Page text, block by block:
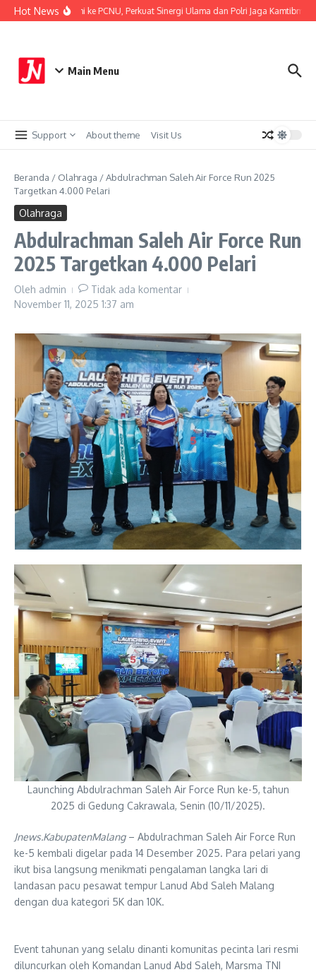
Lewati ke konten
Hot News
Kota Silaturahmi ke PCNU, Perkuat Sinergi Ulama dan Polri Jaga Kamtibmas
Main Menu
Support About theme Visit Us
Beranda / Olahraga /Abdulrachman Saleh Air Force Run 2025
Targetkan 4.000 Pelari
Olahraga
Abdulrachman Saleh Air Force Run
2025 Targetkan 4.000 Pelari
Oleh admin
Tidak ada komentar
November 11, 2025 1:37 am
Launching Abdulrachman Saleh Air Force Run ke-5, tahun
2025 di Gedung Cakrawala, Senin (10/11/2025).
Jnews.KabupatenMalang– Abdulrachman Saleh Air Force Run
ke-5 kembali digelar pada 14 Desember 2025. Para pelari yang
ikut bisa langsung menikmati pengalaman langka lari di
landasan pacu pesawat tempur Lanud Abd Saleh Malang
dengan dua kategori 5K dan 10K.
Event tahunan yang selalu dinanti komunitas pecinta lari resmi
diluncurkan oleh Komandan Lanud Abd Saleh, Marsma TNI